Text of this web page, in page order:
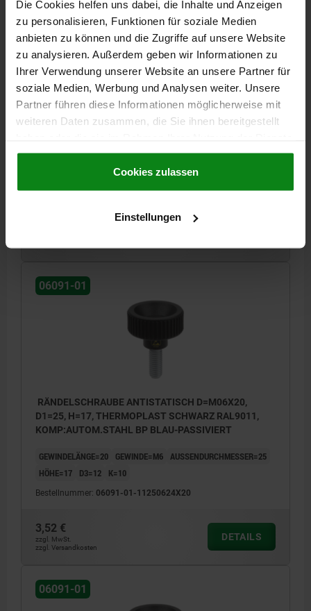
Die Cookies helfen uns dabei, die Inhalte und Anzeigen
zu personalisieren, Funktionen für soziale Medien
anbieten zu können und die Zugriffe auf unsere Website
zu analysieren. Außerdem geben wir Informationen zu
Ihrer Verwendung unserer Website an unsere Partner für
soziale Medien, Werbung und Analysen weiter. Unsere
Partner führen diese Informationen möglicherweise mit
weiteren Daten zusammen, die Sie ihnen bereitgestellt
gesammelt haben.Cookie Richtlinien
Datenschutz|AGB
Cookies zulassen
Einstellungen
RÄNDELSCHRAUBE ANTISTATISCH D=M06X15,
D1=25, H=17, THERMOPLAST SCHWARZ RAL9011,
KOMP:AUTOM.STAHL BP BLAU-PASSIVIERT
GEWINDELÄNGE=15 GEWINDE=M6 AUSSENDURCHMESSER=25
K=10
Bestellnummer:06091-01-11250624X15
06091-01
RÄNDELSCHRAUBE ANTISTATISCH D=M06X20,
D1=25, H=17, THERMOPLAST SCHWARZ RAL9011,
KOMP:AUTOM.STAHL BP BLAU-PASSIVIERT
GEWINDELÄNGE=20 GEWINDE=M6 AUSSENDURCHMESSER=25
HÖHE=17
D3=12 K=10
Bestellnummer: 06091-01-11250624X20
3,52 €
zzgl. MwSt.
zzgl. Versandkosten
DETAILS
06091-01